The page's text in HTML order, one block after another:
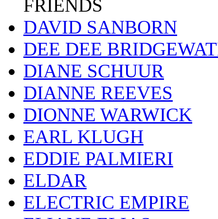
FRIENDS
DAVID SANBORN
DEE DEE
DIANE SCHUUR
DIANNE REEVES
DIONNE WARWICK
EARL KLUGH
EDDIE PALMIERI
ELDAR
ELECTRIC EMPIRE